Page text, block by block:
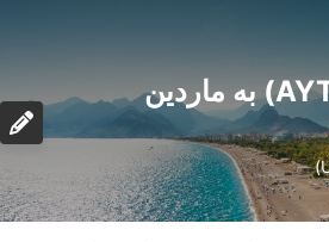
پرواز‌ها از آنتالیا (AYT) به ماردین